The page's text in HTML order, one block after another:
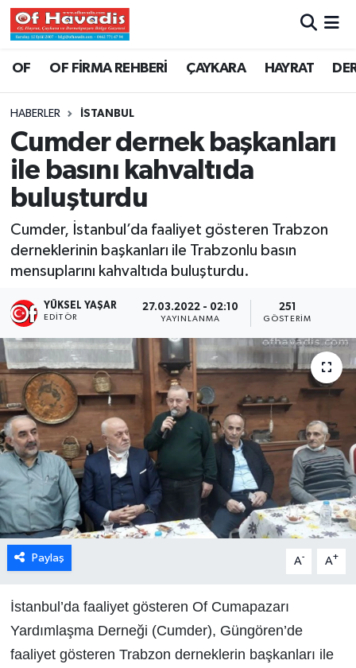
OF OF FİRMA REHBERİ ÇAYKARA HAYRAT
HABERLER İSTANBUL
Cumder dernek başkanları
ile basını kahvaltıda
buluşturdu
Cumder, İstanbul’da faaliyet gösteren Trabzon
derneklerinin başkanları ile Trabzonlu basın
mensuplarını kahvaltıda buluşturdu.
YÜKSEL YAŞAR
EDITÖR
27.03.2022 - 02:10
YAYINLANMA
251
GÖSTERIM
Paylaş A- A+
İstanbul’da faaliyet gösteren Of Cumapazarı
Yardımlaşma Derneği (Cumder), Güngören’de
faaliyet gösteren Trabzon derneklerin başkanları ile
Trabzon Nöbetçi Eczaneler
Trabzon Namaz Vakitleri
Trabzon Trafik Yoğunluk Haritası
Süper Lig Puan Durumu ve Fikstür
Tüm Manşetler
Son Dakika Haberleri
Haber Arşivi